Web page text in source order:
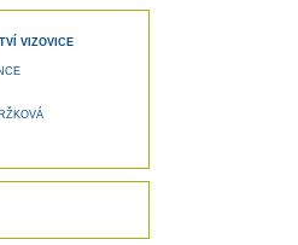
VIZOVICE